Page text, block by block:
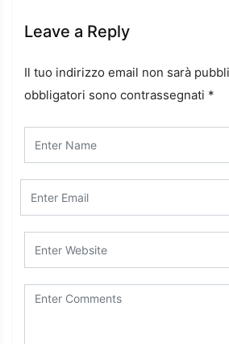
Leave a Reply
Il tuo indirizzo email non sarà
obbligatori sono contrassegnati *